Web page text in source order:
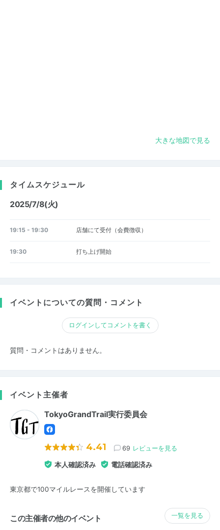
大きな地図で見る
タイムスケジュール
2025/7/8(火)
19:15 - 19:30 店舗にて受付（会費徴収）
19:30 打ち上げ開始
イベントについての質問・コメント
ログインしてコメントを書く
質問・コメントはありません。
イベント主催者
TokyoGrandTrail実行委員会
4.41 69 レビューを見る
本人確認済み 電話確認済み
東京都で100マイルレースを開催しています
この主催者の他のイベント 一覧を見る